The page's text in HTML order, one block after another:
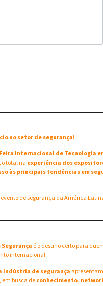
no setor de segurança!
Internacional de Tecnologia
total na experiência dos
às principais tendências em
de segurança da América
é o destino certo para
internacional.
indústria de segurança apresentam
, em busca deconhecimento,